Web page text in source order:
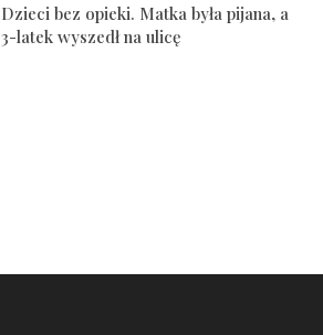
Dzieci bez opieki. Matka była pijana, a
3-latek wyszedł na ulicę